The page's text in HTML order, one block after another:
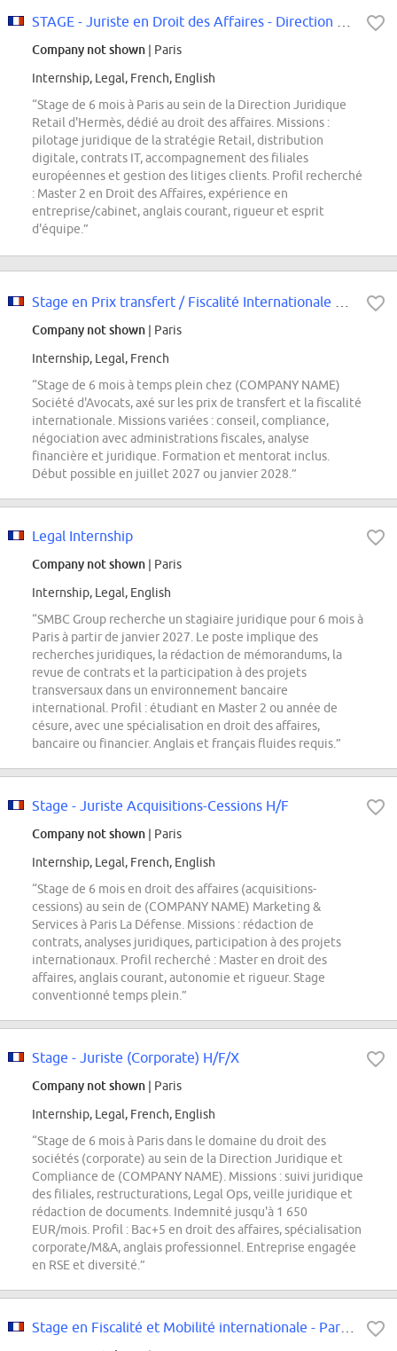
Company not shown | Paris
Internship, Legal, French, English
“Stage de 6 mois à Paris au sein de la Direction Juridique
Retail d'Hermès, dédié au droit des affaires. Missions :
pilotage juridique de la stratégie Retail, distribution
digitale, contrats IT, accompagnement des filiales
européennes et gestion des litiges clients. Profil recherché
: Master 2 en Droit des Affaires, expérience en
entreprise/cabinet, anglais courant, rigueur et esprit
d'équipe.”
Company not shown | Paris
Internship, Legal, French
“Stage de 6 mois à temps plein chez (COMPANY NAME)
Société d'Avocats, axé sur les prix de transfert et la fiscalité
internationale. Missions variées : conseil, compliance,
négociation avec administrations fiscales, analyse
financière et juridique. Formation et mentorat inclus.
Début possible en juillet 2027 ou janvier 2028.”
Legal Internship
Company not shown | Paris
Internship, Legal, English
“SMBC Group recherche un stagiaire juridique pour 6 mois à
Paris à partir de janvier 2027. Le poste implique des
recherches juridiques, la rédaction de mémorandums, la
revue de contrats et la participation à des projets
transversaux dans un environnement bancaire
international. Profil : étudiant en Master 2 ou année de
césure, avec une spécialisation en droit des affaires,
bancaire ou financier. Anglais et français fluides requis.”
Stage - Juriste Acquisitions-Cessions H/F
Company not shown | Paris
Internship, Legal, French, English
“Stage de 6 mois en droit des affaires (acquisitions-
cessions) au sein de (COMPANY NAME) Marketing &
Services à Paris La Défense. Missions : rédaction de
contrats, analyses juridiques, participation à des projets
internationaux. Profil recherché : Master en droit des
affaires, anglais courant, autonomie et rigueur. Stage
conventionné temps plein.”
Stage - Juriste (Corporate) H/F/X
Company not shown | Paris
Internship, Legal, French, English
“Stage de 6 mois à Paris dans le domaine du droit des
sociétés (corporate) au sein de la Direction Juridique et
Compliance de (COMPANY NAME). Missions : suivi juridique
des filiales, restructurations, Legal Ops, veille juridique et
rédaction de documents. Indemnité jusqu'à 1 650
EUR/mois. Profil : Bac+5 en droit des affaires, spécialisation
corporate/M&A, anglais professionnel. Entreprise engagée
en RSE et diversité.”